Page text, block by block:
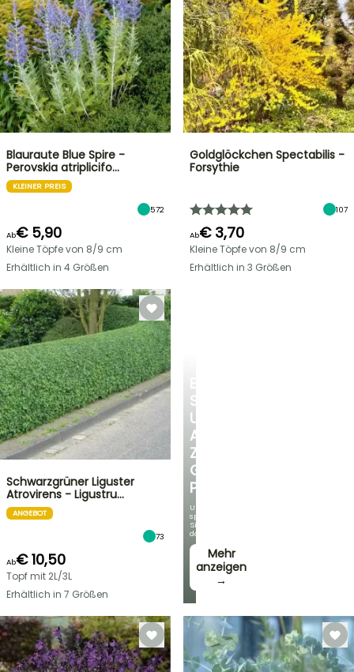
SIE
UNSERE
AUSWAHL
ZU
GÜNSTIGEN
PREISEN
Und
sparen
Sie
dabei!
Mehr
anzeigen
→
Blauraute Blue Spire -
Perovskia atriplicifo…
KLEINER PREIS
572
Ab€ 5,90
Kleine Töpfe von 8/9 cm
Erhältlich in 4 Größen
Goldglöckchen Spectabilis -
Forsythie
107
Ab€ 3,70
Kleine Töpfe von 8/9 cm
Erhältlich in 3 Größen
Schwarzgrüner Liguster
Atrovirens - Ligustru…
ANGEBOT
73
Ab€ 10,50
Topf mit 2L/3L
Erhältlich in 7 Größen